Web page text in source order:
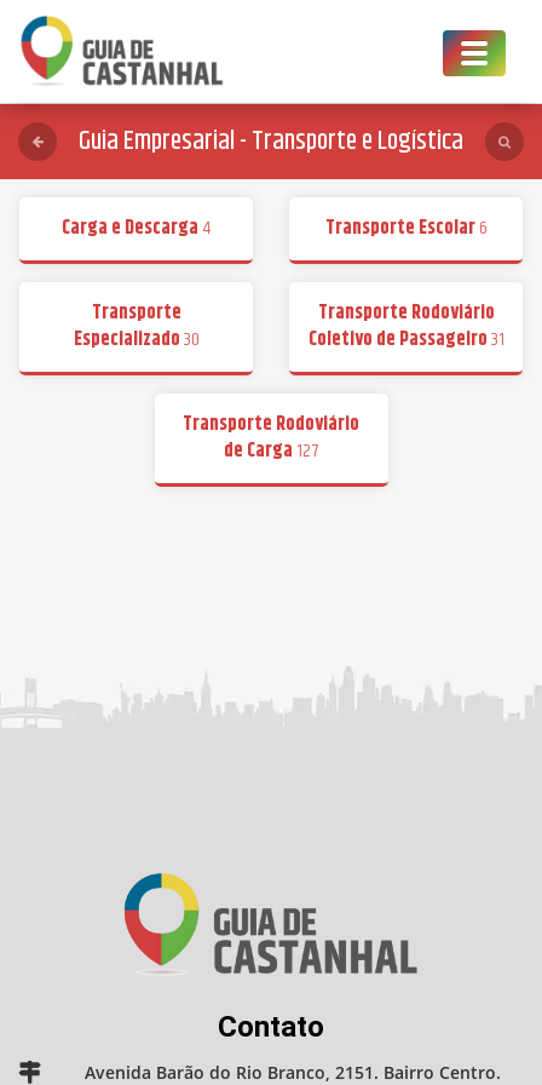
Toggle
Guia Empresarial - Transporte e Logística
Carga e Descarga4 Transporte Escolar6
Transporte
Especializado30
Transporte Rodoviário
Coletivo de Passageiro31
Transporte Rodoviário
de Carga 127
Contato
Avenida Barão do Rio Branco, 2151. Bairro Centro.